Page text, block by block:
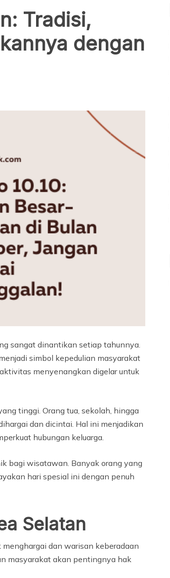
Tradisi,
dengan
sangat dinantikan setiap tahunnya.
simbol kepedulian masyarakat
menyenangkan digelar untuk
tinggi. Orang tua, sekolah, hingga
dan dicintai. Hal ini menjadikan
hubungan keluarga.
bagi wisatawan. Banyak orang yang
hari spesial ini dengan penuh
Selatan
dan warisan keberadaan
masyarakat akan pentingnya hak